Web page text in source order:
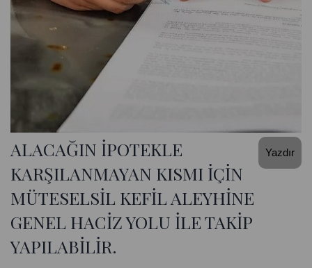
Yazdır
ALACAĞIN İPOTEKLE
KARŞILANMAYAN KISMI İÇİN
MÜTESELSİL KEFİL ALEYHİNE
GENEL HACİZ YOLU İLE TAKİP
YAPILABİLİR.